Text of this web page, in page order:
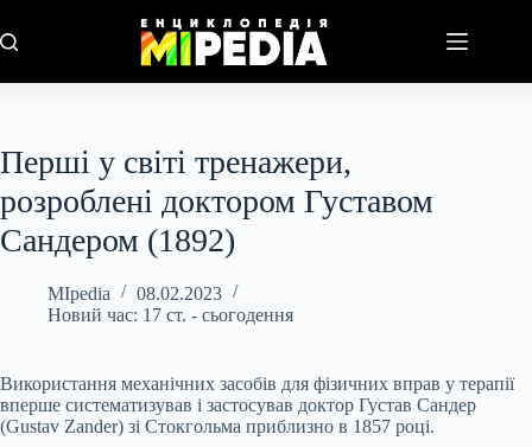
до
вмісту
Перші у світі тренажери,
розроблені доктором Густавом
Сандером (1892)
MIpedia
08.02.2023
Новий час: 17 ст. - сьогодення
Використання механічних засобів для фізичних вправ у терапії
вперше систематизував і застосував доктор Густав Сандер
(Gustav Zander) зі Стокгольма приблизно в 1857 році.